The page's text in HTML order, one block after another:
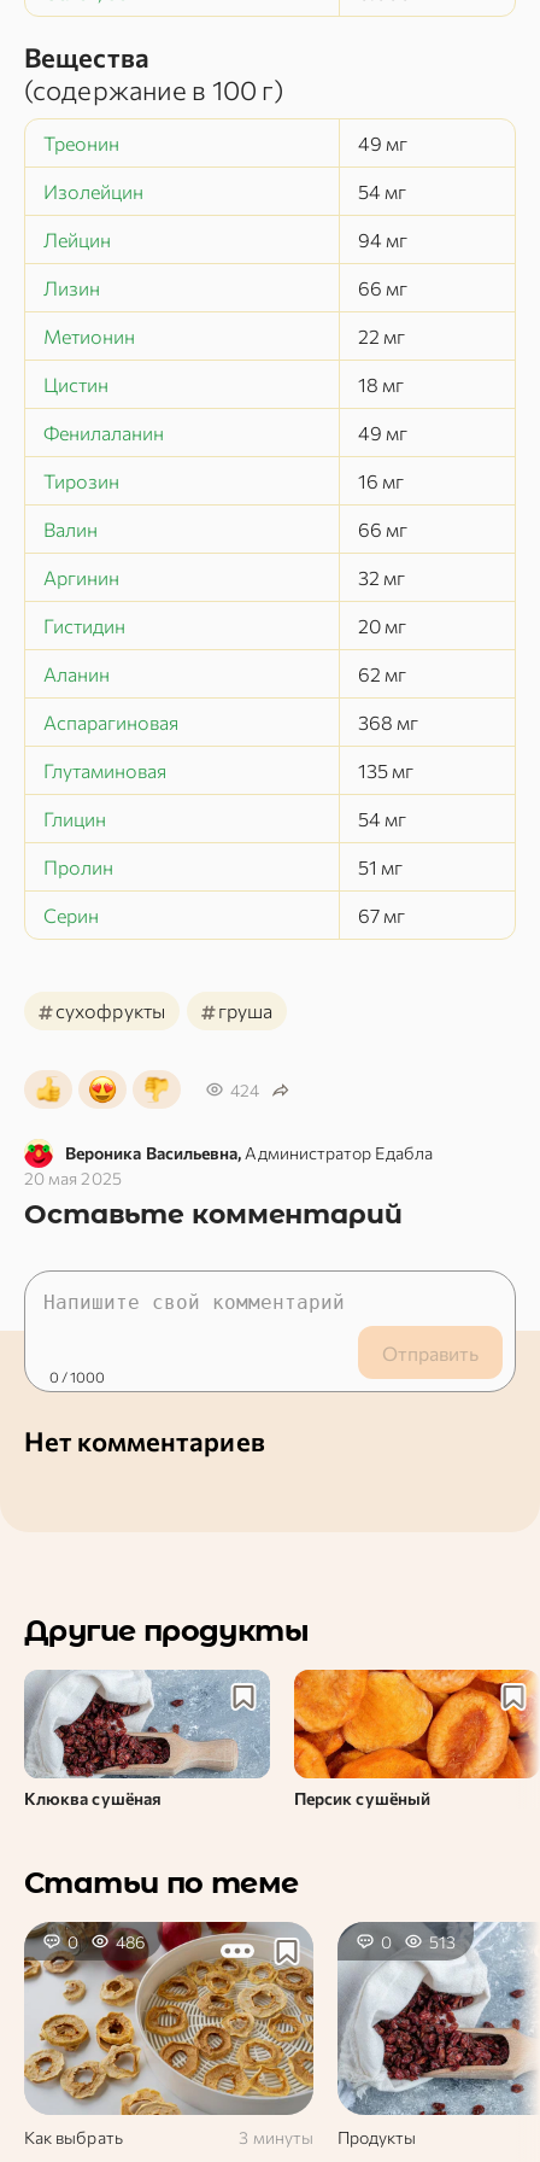
Вещества
(содержание в 100 г)
Треонин 49 мг
Изолейцин 54 мг
Лейцин 94 мг
Лизин 66 мг
Метионин 22 мг
Цистин 18 мг
Фенилаланин 49 мг
Тирозин 16 мг
Валин 66 мг
Аргинин 32 мг
Гистидин 20 мг
Аланин 62 мг
Аспарагиновая 368 мг
Глутаминовая 135 мг
Глицин 54 мг
Пролин 51 мг
Серин 67 мг
#сухофрукты #груша
424
Вероника Васильевна, Администратор Едабла
20 мая 2025
Оставьте комментарий
Отправить
0 / 1000
Нет комментариев
Другие продукты
Клюква сушёная Персик сушёный
Статьи по теме
0 486
Как выбрать 3 минуты
0 513
Продукты